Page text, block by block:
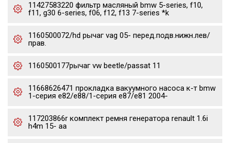
11427583220 фильтр масляный bmw 5-series, f10,
f11, g30 6-series, f06, f12, f13 7-series *k
1160500072/hd рычаг vag 05- перед.подв.нижн.лев/
прав.
1160500177рычаг vw beetle/passat 11
11668626471 прокладка вакуумного насоса к-т bmw
1-серия e82/e88/1-серия e87/e81 2004-
117203866r комплект ремня генератора renault 1.6i
h4m 15- aa